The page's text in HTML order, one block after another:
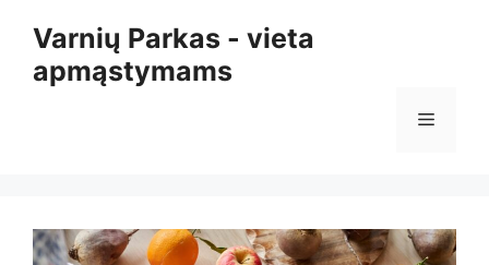
turinio
Varnių Parkas - vieta
apmąstymams
Meniu